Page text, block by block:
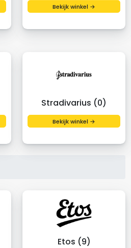
Bekijk winkel →
Stradivarius (0)
Bekijk winkel →
Etos (9)